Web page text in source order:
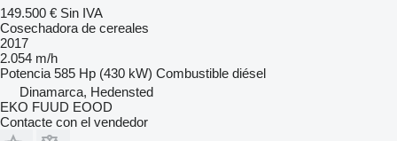
149.500 € Sin IVA
Cosechadora de cereales
2017
2.054 m/h
Potencia 585 Hp (430 kW) Combustible diésel
Dinamarca, Hedensted
EKO FUUD EOOD
Contacte con el vendedor